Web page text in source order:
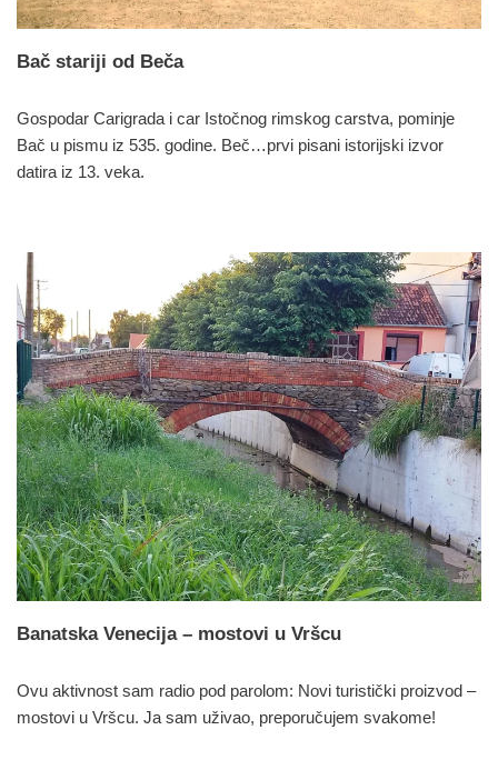
Bač stariji od Beča
Gospodar Carigrada i car Istočnog rimskog carstva, pominje
Bač u pismu iz 535. godine. Beč…prvi pisani istorijski izvor
datira iz 13. veka.
Banatska Venecija – mostovi u Vršcu
Ovu aktivnost sam radio pod parolom: Novi turistički proizvod –
mostovi u Vršcu. Ja sam uživao, preporučujem svakome!